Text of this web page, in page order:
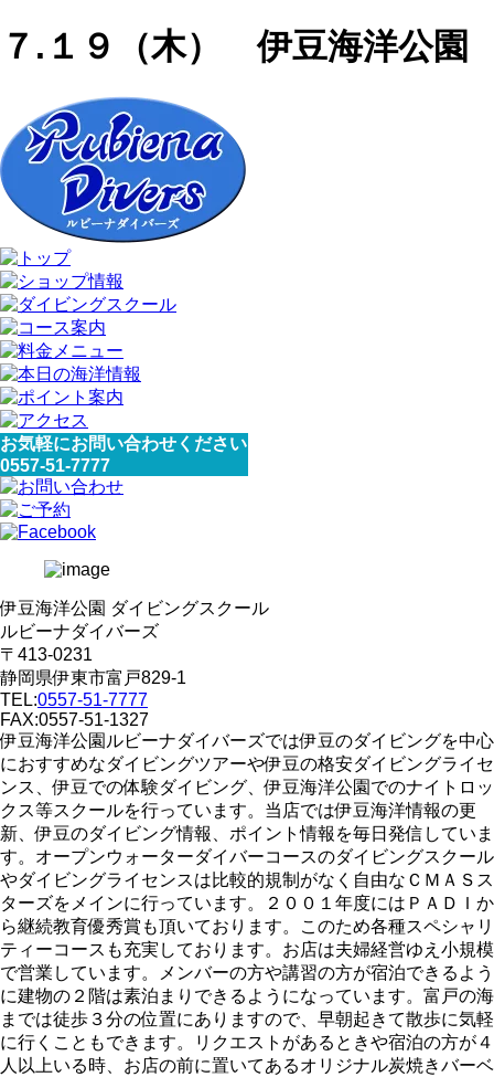
７.１９（木） 伊豆海洋公園
お気軽にお問い合わせください
0557-51-7777
伊豆海洋公園 ダイビングスクール
ルビーナダイバーズ
〒413-0231
静岡県伊東市富戸829-1
TEL:0557-51-7777
FAX:0557-51-1327
伊豆海洋公園ルビーナダイバーズでは伊豆のダイビングを中心
におすすめなダイビングツアーや伊豆の格安ダイビングライセ
ンス、伊豆での体験ダイビング、伊豆海洋公園でのナイトロッ
クス等スクールを行っています。当店では伊豆海洋情報の更
新、伊豆のダイビング情報、ポイント情報を毎日発信していま
す。オープンウォーターダイバーコースのダイビングスクール
やダイビングライセンスは比較的規制がなく自由なＣＭＡＳス
ターズをメインに行っています。２００１年度にはＰＡＤＩか
ら継続教育優秀賞も頂いております。このため各種スペシャリ
ティーコースも充実しております。お店は夫婦経営ゆえ小規模
で営業しています。メンバーの方や講習の方が宿泊できるよう
に建物の２階は素泊まりできるようになっています。富戸の海
までは徒歩３分の位置にありますので、早朝起きて散歩に気軽
に行くこともできます。リクエストがあるときや宿泊の方が４
人以上いる時、お店の前に置いてあるオリジナル炭焼きバーベ